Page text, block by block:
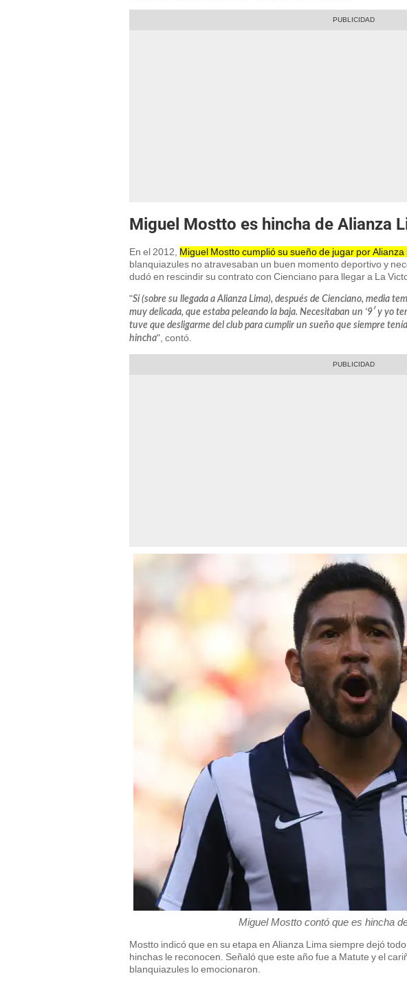
Miguel Mostto es hincha de Alianza
En el 2012, Miguel Mostto cumplió su sueño de jugar por Alianza
blanquiazules no atravesaban un buen momento deportivo y
dudó en rescindir su contrato con Cienciano para llegar a La
"Sí (sobre su llegada a Alianza Lima), después de Cienciano, media
muy delicada, que estaba peleando la baja. Necesitaban un ‘9′ y yo
tuve que desligarme del club para cumplir un sueño que siempre
hincha", contó.
Miguel Mostto contó que es hincha
Mostto indicó que en su etapa en Alianza Lima siempre dejó
hinchas le reconocen. Señaló que este año fue a Matute y el
blanquiazules lo emocionaron.